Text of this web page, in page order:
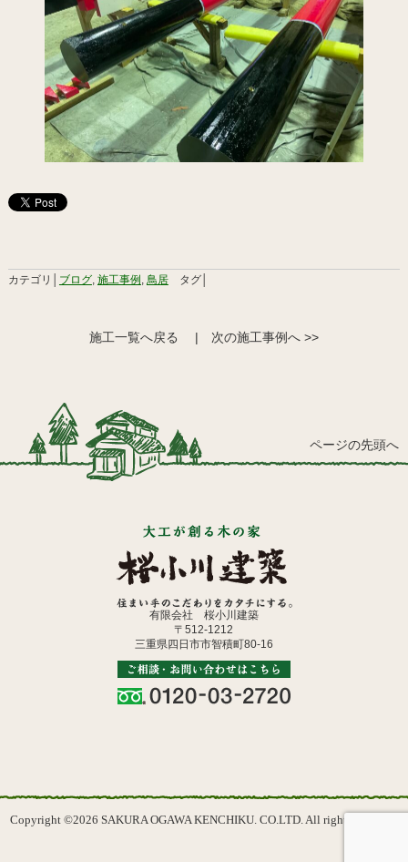
カテゴリ│ ブログ, 施工事例 , 鳥居タグ│
施工一覧へ戻る | 次の施工事例へ >>
ページの先頭へ
有限会社 桜小川建築
〒512-1212
三重県四日市市智積町80-16
Copyright ©2026 SAKURA OGAWA KENCHIKU. CO.LTD. All rights reserved.